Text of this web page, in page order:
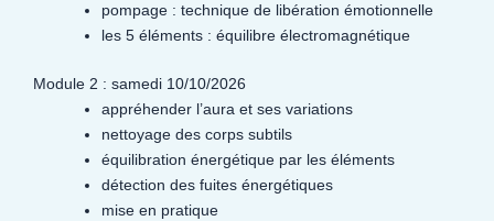
pompage : technique de libération émotionnelle
les 5 éléments : équilibre électromagnétique
Module 2 : samedi 10/10/2026
appréhender l’aura et ses variations
nettoyage des corps subtils
équilibration énergétique par les éléments
détection des fuites énergétiques
mise en pratique